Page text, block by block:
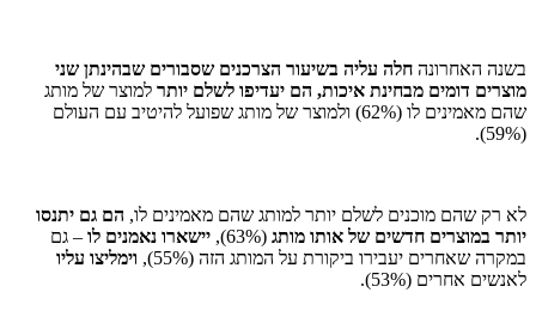
בשנה האחרונה חלה עליה בשיעור הצרכנים שסבורים שבהינתן שני
מוצרים דומים מבחינת איכות, הם יעדיפו לשלם יותר למוצר של מותג
שהם מאמינים לו (62%) ולמוצר של מותג שפועל להיטיב עם העולם
(59%).
לא רק שהם מוכנים לשלם יותר למותג שהם מאמינים לו, הם גם יתנסו
יותר במוצרים חדשים של אותו מותג (63%), יישארו נאמנים לו – גם
במקרה שאחרים יעבירו ביקורת על המותג הזה (55%),
וימליצו עליו
לאנשים אחרים (53%).